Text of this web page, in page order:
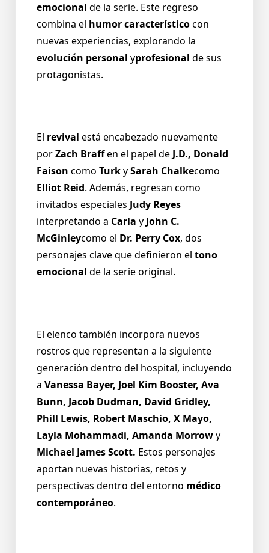
emocional de la serie. Este regreso
combina el humor característicocon
nuevas experiencias, explorando la
evolución personal yprofesional de sus
protagonistas.
El revival está encabezado nuevamente
porZach Braffen el papel deJ.D., Donald
Faison como TurkySarah Chalkecomo
Elliot Reid. Además, regresan como
invitados especiales Judy Reyes
interpretando a Carla yJohn C.
McGinleycomo el Dr. Perry Cox, dos
personajes clave que definieron el tono
emocional de la serie original.
El elenco también incorpora nuevos
rostros que representan a la siguiente
generación dentro del hospital, incluyendo
a Vanessa Bayer, Joel Kim Booster, Ava
Bunn, Jacob Dudman, David Gridley,
Phill Lewis, Robert Maschio, X Mayo,
Layla Mohammadi, Amanda Morrowy
Michael James Scott. Estos personajes
aportan nuevas historias, retos y
perspectivas dentro del entorno médico
contemporáneo.